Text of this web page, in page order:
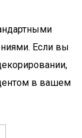
Если вы
в вашем